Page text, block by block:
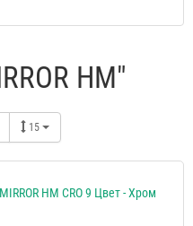
HM"
15